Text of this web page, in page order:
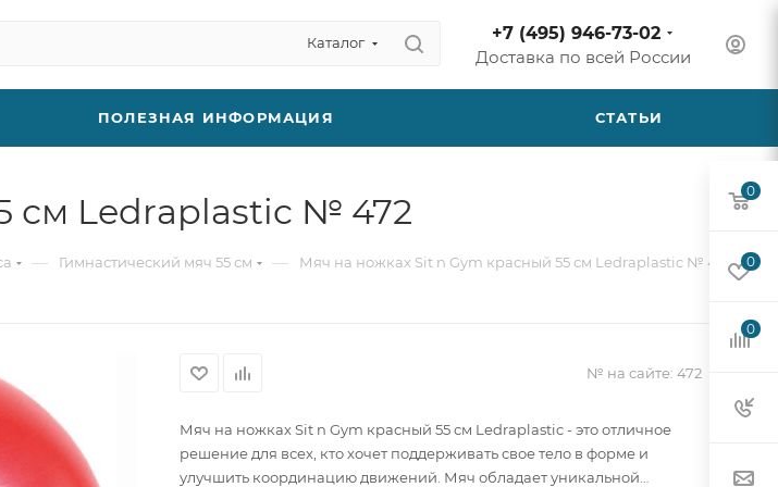
Каталог
+7 (495) 946-73-02
Доставка по всей России
ПОЛЕЗНАЯ ИНФОРМАЦИЯ СТАТЬИ
см Ledraplastic № 472
— Гимнастический мяч 55 см — Мяч на ножках Sit n Gym красный 55 см Ledraplastic № 472
№ на сайте: 472
Мяч на ножках Sit n Gym красный 55 см Ledraplastic - это отличное
решение для всех, кто хочет поддерживать свое тело в форме и
улучшить координацию движений. Мяч обладает уникальной
0
0
0